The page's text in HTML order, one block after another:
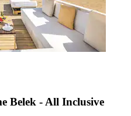
Belek - All Inclusive